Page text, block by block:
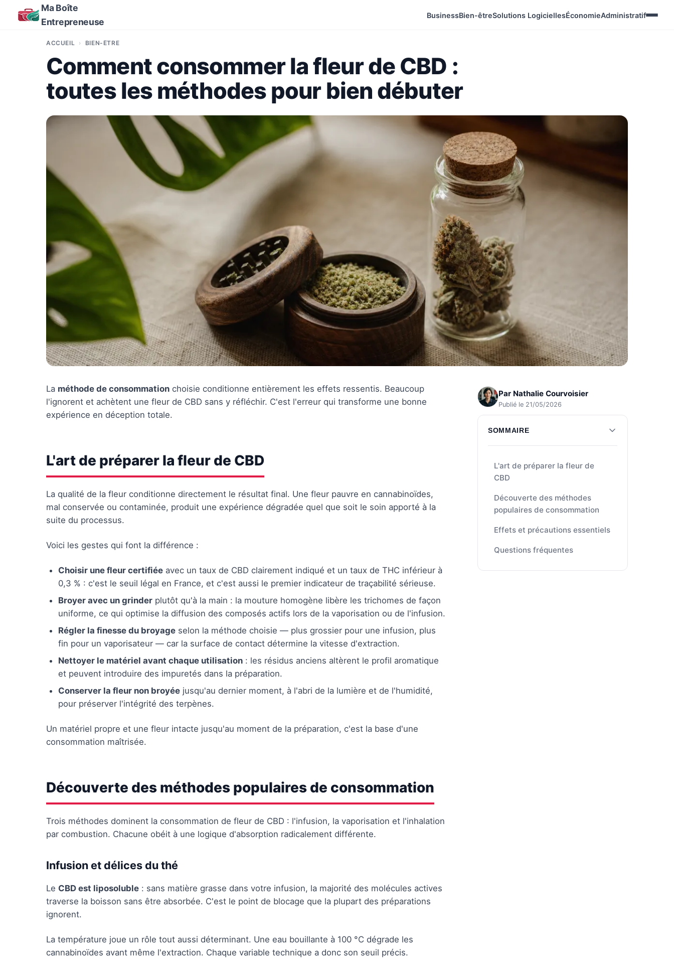
Ma Boîte
Entrepreneuse
BusinessBien-êtreSolutions LogiciellesÉconomieAdministratif
ACCUEIL BIEN-ÊTRE
Comment consommer la fleur de CBD :
toutes les méthodes pour bien débuter
Par Nathalie Courvoisier
Publié le 21/05/2026
SOMMAIRE
L'art de préparer la fleur de
CBD
Découverte des méthodes
populaires de consommation
Effets et précautions essentiels
Questions fréquentes
La méthode de consommation choisie conditionne entièrement les effets ressentis. Beaucoup
l'ignorent et achètent une fleur de CBD sans y réfléchir. C'est l'erreur qui transforme une bonne
expérience en déception totale.
L'art de préparer la fleur de CBD
La qualité de la fleur conditionne directement le résultat final. Une fleur pauvre en cannabinoïdes,
mal conservée ou contaminée, produit une expérience dégradée quel que soit le soin apporté à la
suite du processus.
Voici les gestes qui font la différence :
Choisir une fleur certifiée avec un taux de CBD clairement indiqué et un taux de THC inférieur à
0,3 % : c'est le seuil légal en France, et c'est aussi le premier indicateur de traçabilité sérieuse.
Broyer avec un grinder plutôt qu'à la main : la mouture homogène libère les trichomes de façon
uniforme, ce qui optimise la diffusion des composés actifs lors de la vaporisation ou de l'infusion.
Régler la finesse du broyage selon la méthode choisie — plus grossier pour une infusion, plus
fin pour un vaporisateur — car la surface de contact détermine la vitesse d'extraction.
Nettoyer le matériel avant chaque utilisation : les résidus anciens altèrent le profil aromatique
et peuvent introduire des impuretés dans la préparation.
Conserver la fleur non broyée jusqu'au dernier moment, à l'abri de la lumière et de l'humidité,
pour préserver l'intégrité des terpènes.
Un matériel propre et une fleur intacte jusqu'au moment de la préparation, c'est la base d'une
consommation maîtrisée.
Découverte des méthodes populaires de consommation
Trois méthodes dominent la consommation de fleur de CBD : l'infusion, la vaporisation et l'inhalation
par combustion. Chacune obéit à une logique d'absorption radicalement différente.
Infusion et délices du thé
Le CBD est liposoluble : sans matière grasse dans votre infusion, la majorité des molécules actives
traverse la boisson sans être absorbée. C'est le point de blocage que la plupart des préparations
ignorent.
La température joue un rôle tout aussi déterminant. Une eau bouillante à 100 °C dégrade les
cannabinoïdes avant même l'extraction. Chaque variable technique a donc son seuil précis.